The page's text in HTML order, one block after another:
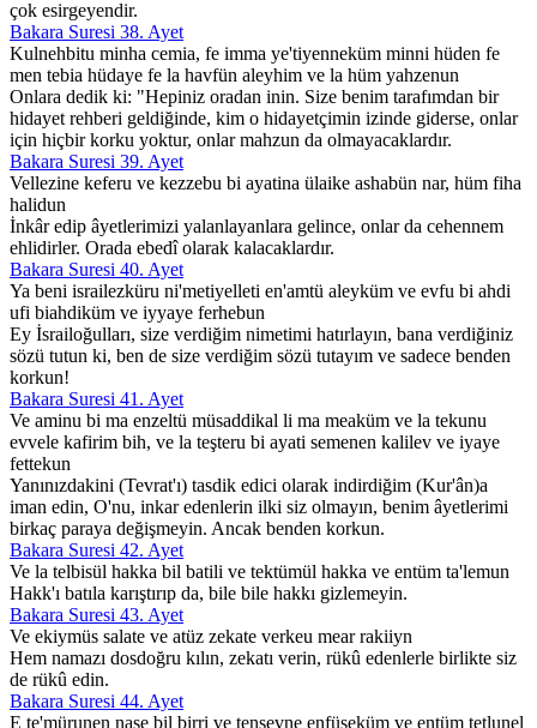
çok esirgeyendir.
Bakara Suresi 38. Ayet
Kulnehbitu minha cemia, fe imma ye'tiyenneküm minni hüden fe
men tebia hüdaye fe la havfün aleyhim ve la hüm yahzenun
Onlara dedik ki: "Hepiniz oradan inin. Size benim tarafımdan bir
hidayet rehberi geldiğinde, kim o hidayetçimin izinde giderse, onlar
için hiçbir korku yoktur, onlar mahzun da olmayacaklardır.
Bakara Suresi 39. Ayet
Vellezine keferu ve kezzebu bi ayatina ülaike ashabün nar, hüm fiha
halidun
İnkâr edip âyetlerimizi yalanlayanlara gelince, onlar da cehennem
ehlidirler. Orada ebedî olarak kalacaklardır.
Bakara Suresi 40. Ayet
Ya beni israilezküru ni'metiyelleti en'amtü aleyküm ve evfu bi ahdi
ufi biahdiküm ve iyyaye ferhebun
Ey İsrailoğulları, size verdiğim nimetimi hatırlayın, bana verdiğiniz
sözü tutun ki, ben de size verdiğim sözü tutayım ve sadece benden
korkun!
Bakara Suresi 41. Ayet
Ve aminu bi ma enzeltü müsaddikal li ma meaküm ve la tekunu
evvele kafirim bih, ve la teşteru bi ayati semenen kalilev ve iyaye
fettekun
Yanınızdakini (Tevrat'ı) tasdik edici olarak indirdiğim (Kur'ân)a
iman edin, O'nu, inkar edenlerin ilki siz olmayın, benim âyetlerimi
birkaç paraya değişmeyin. Ancak benden korkun.
Bakara Suresi 42. Ayet
Ve la telbisül hakka bil batili ve tektümül hakka ve entüm ta'lemun
Hakk'ı batıla karıştırıp da, bile bile hakkı gizlemeyin.
Bakara Suresi 43. Ayet
Ve ekiymüs salate ve atüz zekate verkeu mear rakiiyn
Hem namazı dosdoğru kılın, zekatı verin, rükû edenlerle birlikte siz
de rükû edin.
Bakara Suresi 44. Ayet
E te'mürunen nase bil birri ve tensevne enfüseküm ve entüm tetlunel